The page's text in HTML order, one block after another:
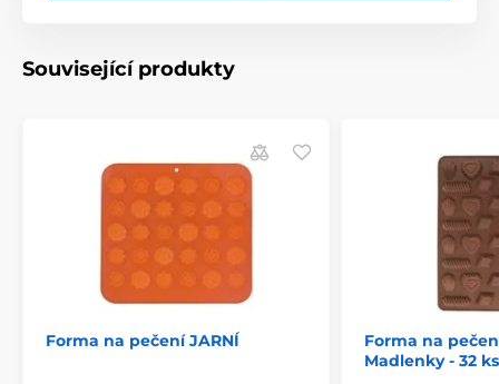
Související produkty
Forma na pečení JARNÍ
Forma na
Madlenky - 32